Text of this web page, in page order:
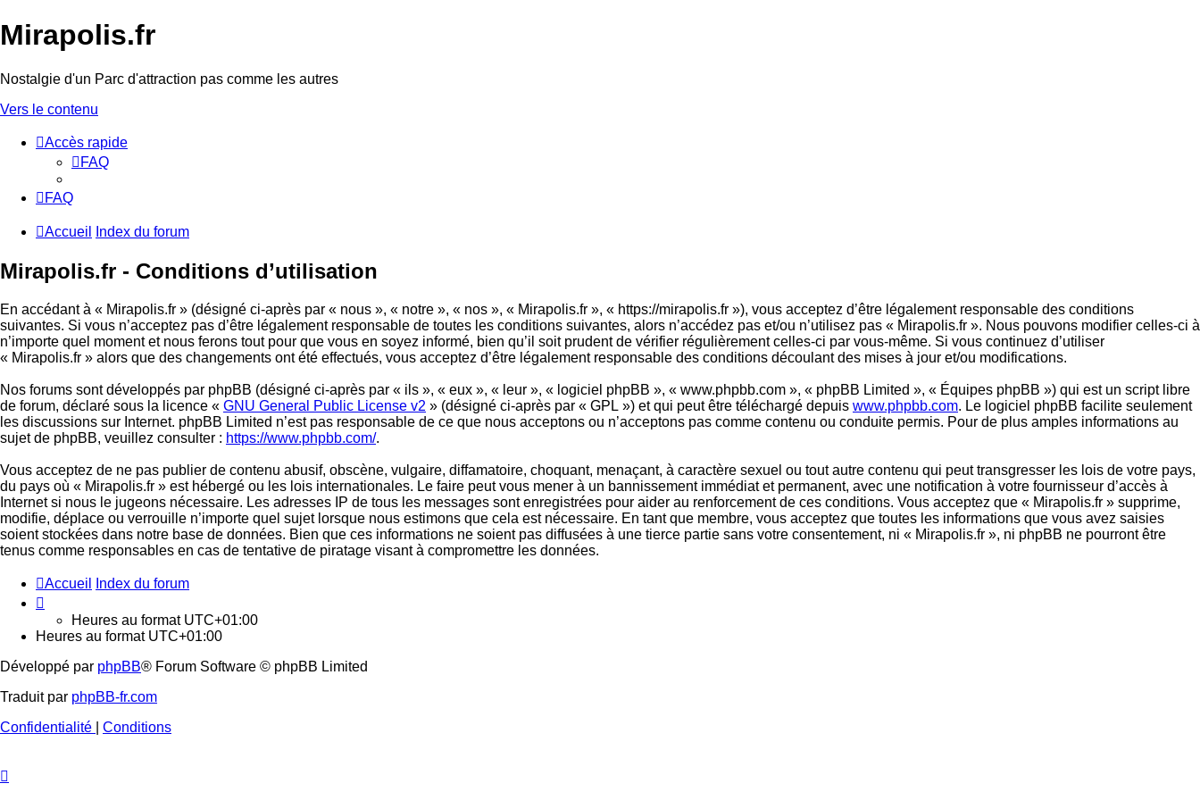
Mirapolis.fr
Nostalgie d'un Parc d'attraction pas comme les autres
Vers le contenu
Accès rapide
FAQ
FAQ
Accueil Index du forum
Mirapolis.fr - Conditions d’utilisation
En accédant à « Mirapolis.fr » (désigné ci-après par « nous », « notre », « nos », « Mirapolis.fr », « https://mirapolis.fr »), vous acceptez d’être légalement responsable des conditions
suivantes. Si vous n’acceptez pas d’être légalement responsable de toutes les conditions suivantes, alors n’accédez pas et/ou n’utilisez pas « Mirapolis.fr ». Nous pouvons modifier celles-ci à
n’importe quel moment et nous ferons tout pour que vous en soyez informé, bien qu’il soit prudent de vérifier régulièrement celles-ci par vous-même. Si vous continuez d’utiliser
« Mirapolis.fr » alors que des changements ont été effectués, vous acceptez d’être légalement responsable des conditions découlant des mises à jour et/ou modifications.
Nos forums sont développés par phpBB (désigné ci-après par « ils », « eux », « leur », « logiciel phpBB », « www.phpbb.com », « phpBB Limited », « Équipes phpBB ») qui est un script libre
de forum, déclaré sous la licence « GNU General Public License v2 » (désigné ci-après par « GPL ») et qui peut être téléchargé depuis www.phpbb.com. Le logiciel phpBB facilite seulement
les discussions sur Internet. phpBB Limited n’est pas responsable de ce que nous acceptons ou n’acceptons pas comme contenu ou conduite permis. Pour de plus amples informations au
sujet de phpBB, veuillez consulter : https://www.phpbb.com/.
Vous acceptez de ne pas publier de contenu abusif, obscène, vulgaire, diffamatoire, choquant, menaçant, à caractère sexuel ou tout autre contenu qui peut transgresser les lois de votre pays,
du pays où « Mirapolis.fr » est hébergé ou les lois internationales. Le faire peut vous mener à un bannissement immédiat et permanent, avec une notification à votre fournisseur d’accès à
Internet si nous le jugeons nécessaire. Les adresses IP de tous les messages sont enregistrées pour aider au renforcement de ces conditions. Vous acceptez que « Mirapolis.fr » supprime,
modifie, déplace ou verrouille n’importe quel sujet lorsque nous estimons que cela est nécessaire. En tant que membre, vous acceptez que toutes les informations que vous avez saisies
soient stockées dans notre base de données. Bien que ces informations ne soient pas diffusées à une tierce partie sans votre consentement, ni « Mirapolis.fr », ni phpBB ne pourront être
tenus comme responsables en cas de tentative de piratage visant à compromettre les données.
Accueil Index du forum
Heures au format UTC+01:00
Heures au format UTC+01:00
Développé par phpBB® Forum Software © phpBB Limited
Traduit par phpBB-fr.com
Confidentialité
Conditions